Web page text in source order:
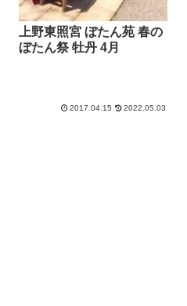
上野東照宮 ぼたん苑 春の
ぼたん祭 牡丹 4月
2017.04.15 2022.05.03